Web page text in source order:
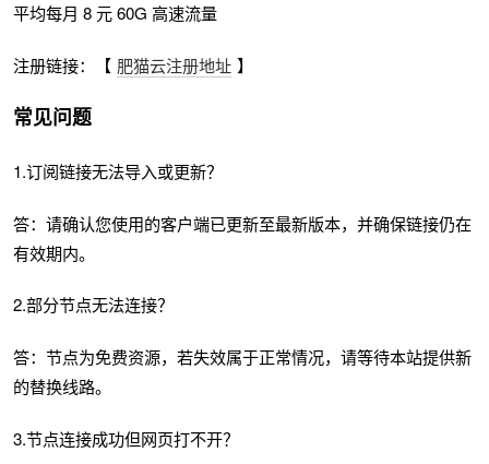
平均每月 8 元 60G 高速流量
注册链接：【 肥猫云注册地址 】
常见问题
1.订阅链接无法导入或更新？
答：请确认您使用的客户端已更新至最新版本，并确保链接仍在
有效期内。
2.部分节点无法连接？
答：节点为免费资源，若失效属于正常情况，请等待本站提供新
的替换线路。
3.节点连接成功但网页打不开？